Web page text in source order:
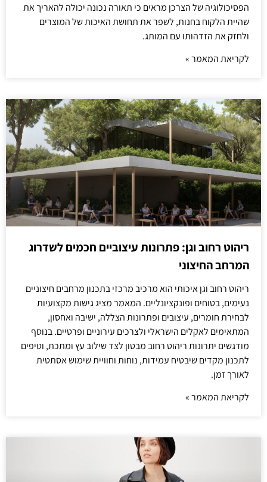
הפסיכולוגיה של הצרכן מראים כי תאורה נכונה יכולה להאריך את
שהיית הלקוח בחנות, לשפר את תחושת האיכות של המוצרים
ולחזק את הזדהותו עם המותג.
לקריאת המאמר »
ריהוט רחוב וגן: פתרונות עיצוביים חכמים לשדרוג
המרחב החיצוני
ריהוט רחוב וגן איכותי הוא מרכיב מרכזי בתכנון מרחבים חיצוניים
נעימים, בטוחים ופונקציונליים. המאמר מציג גישות מקצועיות
לבחירת חומרים, עיצובים ופתרונות הצללה, ישיבה ואחסון,
המתאימים לאקלים הישראלי ולצרכים עירוניים ופרטיים. בנוסף
מודגשים יתרונות ריהוט רחוב מבטון לצד שילוב עץ ומתכת, וטיפים
לתכנון מקדים שיבטיח עמידות, נוחות וחוויית שימוש אסתטית
לאורך זמן.
לקריאת המאמר »